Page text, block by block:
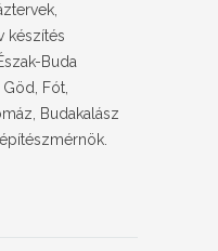
készítés
Buda
Fót,
Budakalász